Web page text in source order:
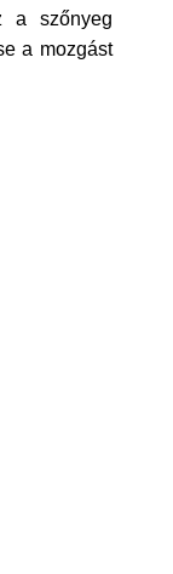
a szőnyeg
a mozgást